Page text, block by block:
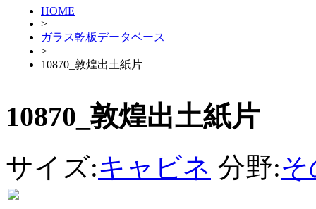
HOME
>
ガラス乾板データベース
>
10870_敦煌出土紙片
10870_敦煌出土紙片
サイズ:キャビネ 分野: